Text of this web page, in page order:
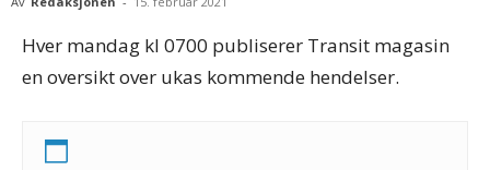
Hver mandag kl 0700 publiserer Transit magasin
en oversikt over ukas kommende hendelser.